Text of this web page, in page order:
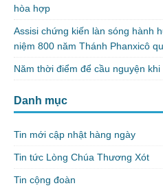
hòa hợp
Assisi chứng kiến làn sóng hành
niệm 800 năm Thánh Phanxicô
Năm thời điểm để cầu nguyện
Danh mục
Tin mới cập nhật hàng ngày
Tin tức Lòng Chúa Thương Xót
Tin cộng đoàn